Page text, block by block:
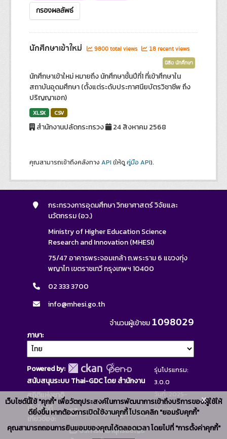
กรองผลลัพธ์
นักศึกษาเข้าใหม่ 9800 total views 18 recent views
นิสิต นักศึกษา
นักศึกษาเข้าใหม่ หมายถึง นักศึกษาชั้นปีที่1 ที่เข้าศึกษาใน
สถาบันอุดมศึกษา (ตั้งแต่ระดับประกาศนียบัตรวิชาชีพ ถึง
ปริญญาเอก)
XLSX CSV
สำนักงานปลัดกระทรวง 24 สิงหาคม 2568
คุณสามารถเข้าถึงคลังทางAPI (ให้ดูคู่มือ API).
กระทรวงการอุดมศึกษา วิทยาศาสตร์ วิจัยและ
นวัตกรรม (อว.)
Ministry of Higher Education Science
Research and Innovation (MHESI)
75/47 อาคารพระจอมเกล้า ถ.พระราม 6 แขวงทุ่ง
พญาไท เขตราชเทวี กรุงเทพฯ 10400
02 333 3700
info@mhesi.go.th
จำนวนผู้เข้าชม1098029
ภาษา
Powered by:
สนับสนุนระบบ Thai-GDC โดย สำนักงาน
สถิติแห่งชาติ
เว็บไซต์ที่
เกี่ยวข้อง:
ระบบบัญชีข้อมูลภาครัฐ
บริการนามานุกรมบัญชี
รุ่นโปรแกรม:
3.0.0
วันที่: 2025-
06-26
เว็บไซต์นี้ใช้ "คุกกี้" เพื่อวัตถุประสงค์ในการพัฒนาการเข้าถึงบริการของผู้ใช้ให้
ดียิ่งขึ้น หากต้องการเปิดใช้งานคุกกี้ โปรดคลิก "ยอมรับคุกกี้"
คุณสามารถถอนการยินยอมของคุณได้ตลอดเวลา โดยไปที่ "การตั้งค่าคุกกี้"
x